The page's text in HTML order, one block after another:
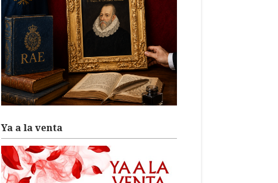
Ya a la venta